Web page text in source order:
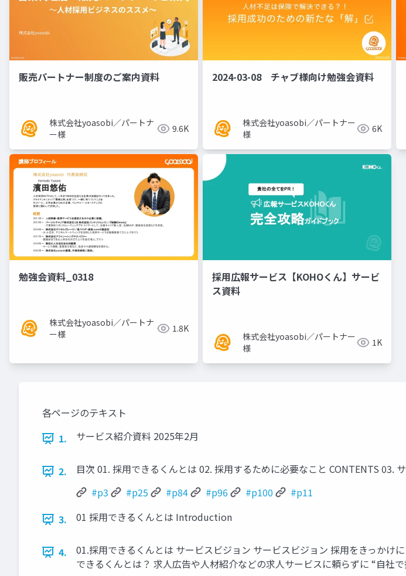
販売パートナー制度のご案内資料
株式会社yoasobi／パートナ
ー様
9.6K
2024-03-08 チャブ様向け勉強会資料
株式会社yoasobi／パートナー
様
6K
勉強会資料_0318
株式会社yoasobi／パートナ
ー様
1.8K
採用広報サービス【KOHOくん】サービ
ス資料
株式会社yoasobi／パートナー
様
1K
各ページのテキスト
1.
サービス紹介資料 2025年2月
2.
⽬次 01. 採⽤できるくんとは 02. 採⽤するために必要なこと CONTENTS 03.
#p3
#p25 #p84 #p96 #p100
#p11
3.
01 採⽤できるくんとは Introduction
4.
01.採⽤できるくんとは サービスビジョン サービスビジョン 採⽤をきっかけ
できるくんとは？ 求⼈広告や⼈材紹介などの求⼈サービスに頼らずに “⾃社